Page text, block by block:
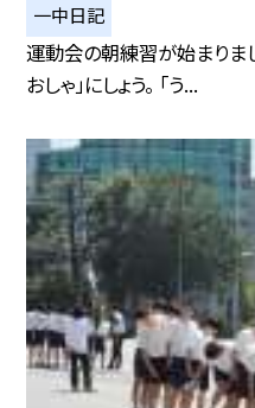
一中日記
運動会の朝練習が始まりまし
おしゃ」にしょう。 「う...